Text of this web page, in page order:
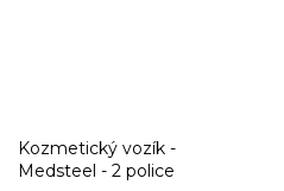
Kozmetický vozík -
Medsteel - 2 police